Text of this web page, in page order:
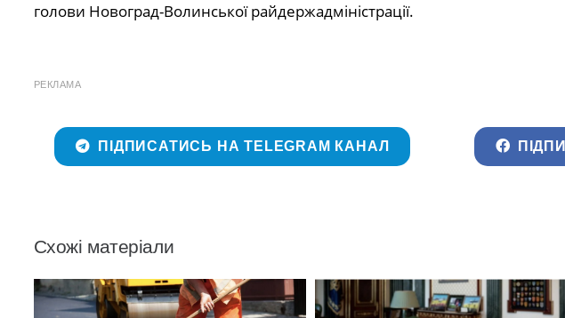
голови Новоград-Волинської райдержадміністрації.
РЕКЛАМА
ПІДПИСАТИСЬ НА TELEGRAM КАНАЛ
Схожі матеріали